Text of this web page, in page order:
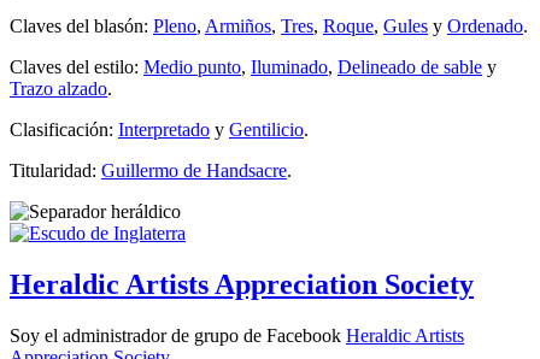
Claves del blasón: Pleno, Armiños, Tres, Roque, Gules y Ordenado.
Claves del estilo: Medio punto, Iluminado, Delineado de sable y
Trazo alzado.
Clasificación: Interpretado y Gentilicio.
Titularidad: Guillermo de Handsacre.
Heraldic Artists Appreciation Society
Soy el administrador de grupo de Facebook Heraldic Artists